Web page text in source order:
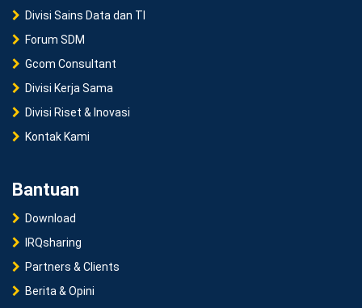
Divisi Sains Data dan TI
Forum SDM
Gcom Consultant
Divisi Kerja Sama
Divisi Riset & Inovasi
Kontak Kami
Bantuan
Download
IRQsharing
Partners & Clients
Berita & Opini